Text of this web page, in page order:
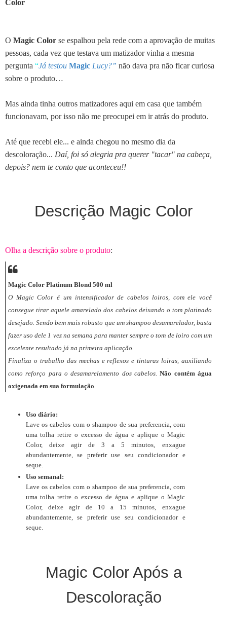
Color
O Magic Color se espalhou pela rede com a aprovação de muitas
pessoas, cada vez que testava um matizador vinha a mesma
pergunta “Já testou Magic Lucy?” não dava pra não ficar curiosa
sobre o produto…
Mas ainda tinha outros matizadores aqui em casa que também
funcionavam, por isso não me preocupei em ir atrás do produto.
Até que recebi ele... e ainda chegou no mesmo dia da
descoloração... Daí, foi só alegria pra querer "tacar" na cabeça,
depois? nem te conto que aconteceu!!
Descrição Magic Color
Olha a descrição sobre o produto:
Magic Color Platinum Blond 500 ml
O Magic Color é um intensificador de cabelos loiros, com ele você
consegue tirar aquele amarelado dos cabelos deixando o tom platinado
desejado. Sendo bem mais robusto que um shampoo desamarelador, basta
fazer uso dele 1 vez na semana para manter sempre o tom de loiro com um
excelente resultado já na primeira aplicação.
Finaliza o trabalho das mechas e reflexos e tinturas loiras, auxiliando
como reforço para o desamarelamento dos cabelos.Não contém água
oxigenada em sua formulação.
Uso diário:
Lave os cabelos com o shampoo de sua preferencia, com
uma tolha retire o excesso de água e aplique o Magic
Color, deixe agir de 3 a 5 minutos, enxague
abundantemente, se preferir use seu condicionador e
seque.
Uso semanal:
Lave os cabelos com o shampoo de sua preferencia, com
uma tolha retire o excesso de água e aplique o Magic
Color, deixe agir de 10 a 15 minutos, enxague
abundantemente, se preferir use seu condicionador e
seque.
Magic Color Após a
Descoloração